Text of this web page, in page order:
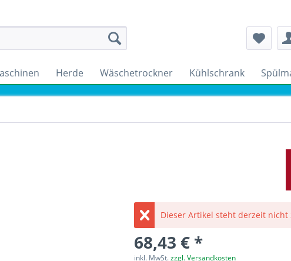
Herde Wäschetrockner Kühlschrank
Dieser Artikel steht derzeit nicht
68,43 € *
inkl. MwSt.zzgl. Versandkosten